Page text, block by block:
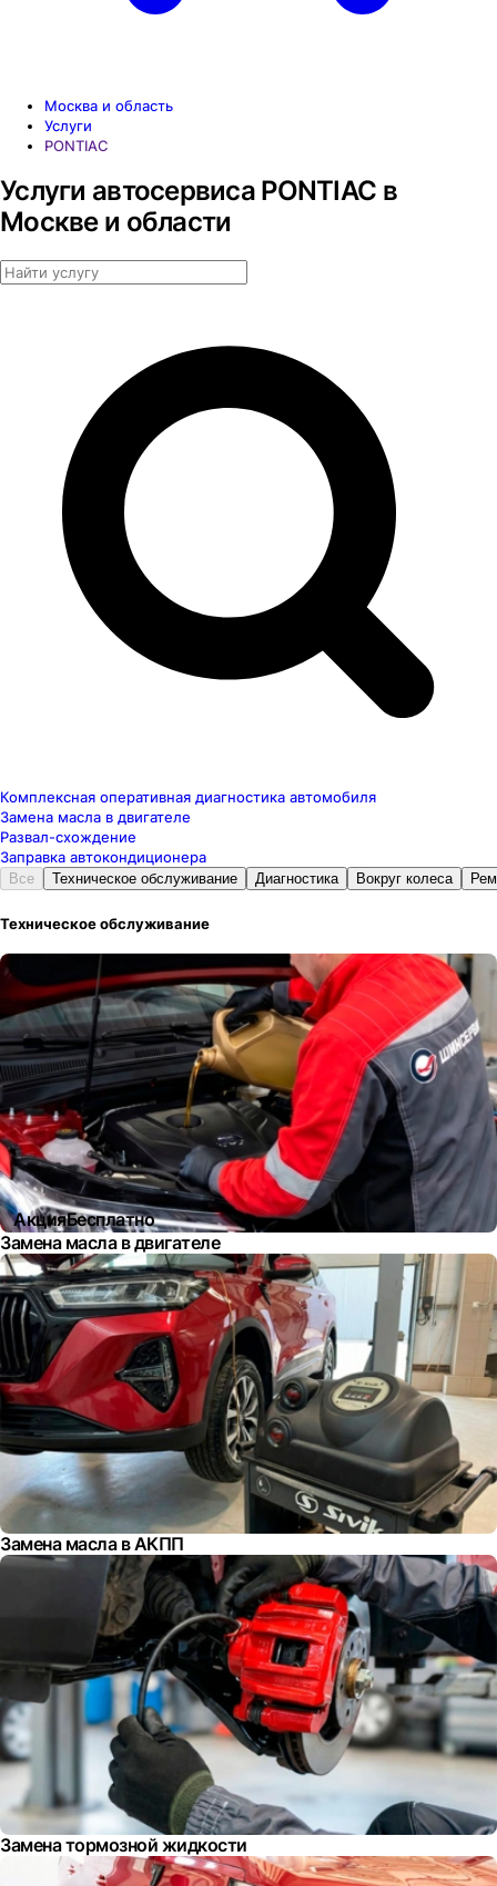
Москва и область
Услуги
PONTIAC
Услуги автосервиса PONTIAC в
Москве и области
Комплексная оперативная диагностика автомобиля
Замена масла в двигателе
Развал-схождение
Заправка автокондиционера
Все Техническое обслуживание Диагностика Вокруг колеса
Техническое обслуживание
АкцияБесплатно
Замена масла в двигателе
Замена масла в АКПП
Замена тормозной жидкости